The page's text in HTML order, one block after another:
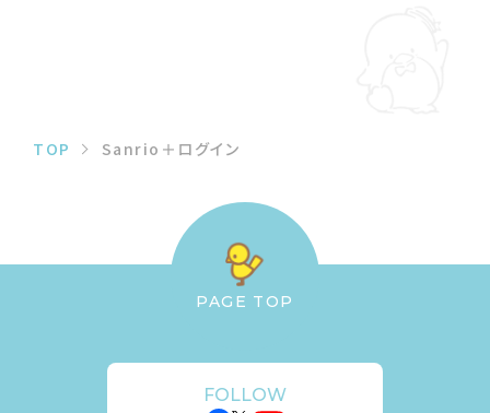
TOP Sanrio＋ログイン
PAGE TOP
FOLLOW